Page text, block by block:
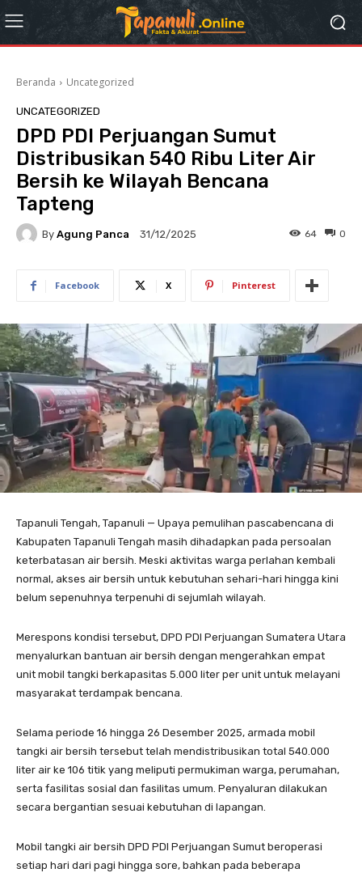
Beranda Uncategorized
UNCATEGORIZED
DPD PDI Perjuangan Sumut
Distribusikan 540 Ribu Liter Air
Bersih ke Wilayah Bencana
Tapteng
By Agung Panca 31/12/2025 0
64
Facebook X Pinterest
Tapanuli Tengah, Tapanuli — Upaya pemulihan pascabencana di
Kabupaten Tapanuli Tengah masih dihadapkan pada persoalan
keterbatasan air bersih. Meski aktivitas warga perlahan kembali
normal, akses air bersih untuk kebutuhan sehari-hari hingga kini
belum sepenuhnya terpenuhi di sejumlah wilayah.
Merespons kondisi tersebut, DPD PDI Perjuangan Sumatera Utara
menyalurkan bantuan air bersih dengan mengerahkan empat
unit mobil tangki berkapasitas 5.000 liter per unit untuk melayani
masyarakat terdampak bencana.
Selama periode 16 hingga 26 Desember 2025, armada mobil
tangki air bersih tersebut telah mendistribusikan total 540.000
liter air ke 106 titik yang meliputi permukiman warga, perumahan,
serta fasilitas sosial dan fasilitas umum. Penyaluran dilakukan
secara bergantian sesuai kebutuhan di lapangan.
Mobil tangki air bersih DPD PDI Perjuangan Sumut beroperasi
setiap hari dari pagi hingga sore, bahkan pada beberapa